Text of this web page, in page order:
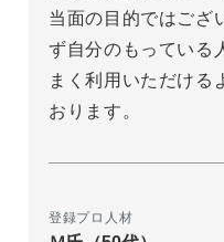
当面の目的ではござ
ず自分のもっている
まく利用いただける
おります。
登録プロ人材